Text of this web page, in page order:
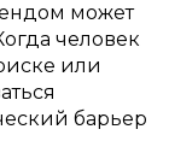
может
человек
или
барьер